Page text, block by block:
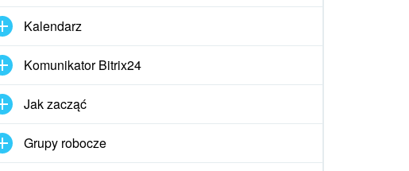
Kalendarz
Komunikator Bitrix24
Jak zacząć
Grupy robocze